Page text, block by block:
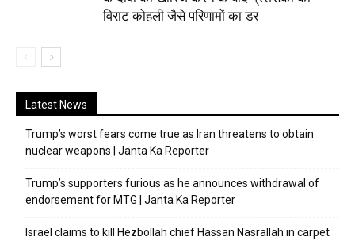
विराट कोहली जैसे परिणामों का डर
Latest News
Trump’s worst fears come true as Iran threatens to obtain
nuclear weapons | Janta Ka Reporter
Trump’s supporters furious as he announces withdrawal of
endorsement for MTG | Janta Ka Reporter
Israel claims to kill Hezbollah chief Hassan Nasrallah in carpet